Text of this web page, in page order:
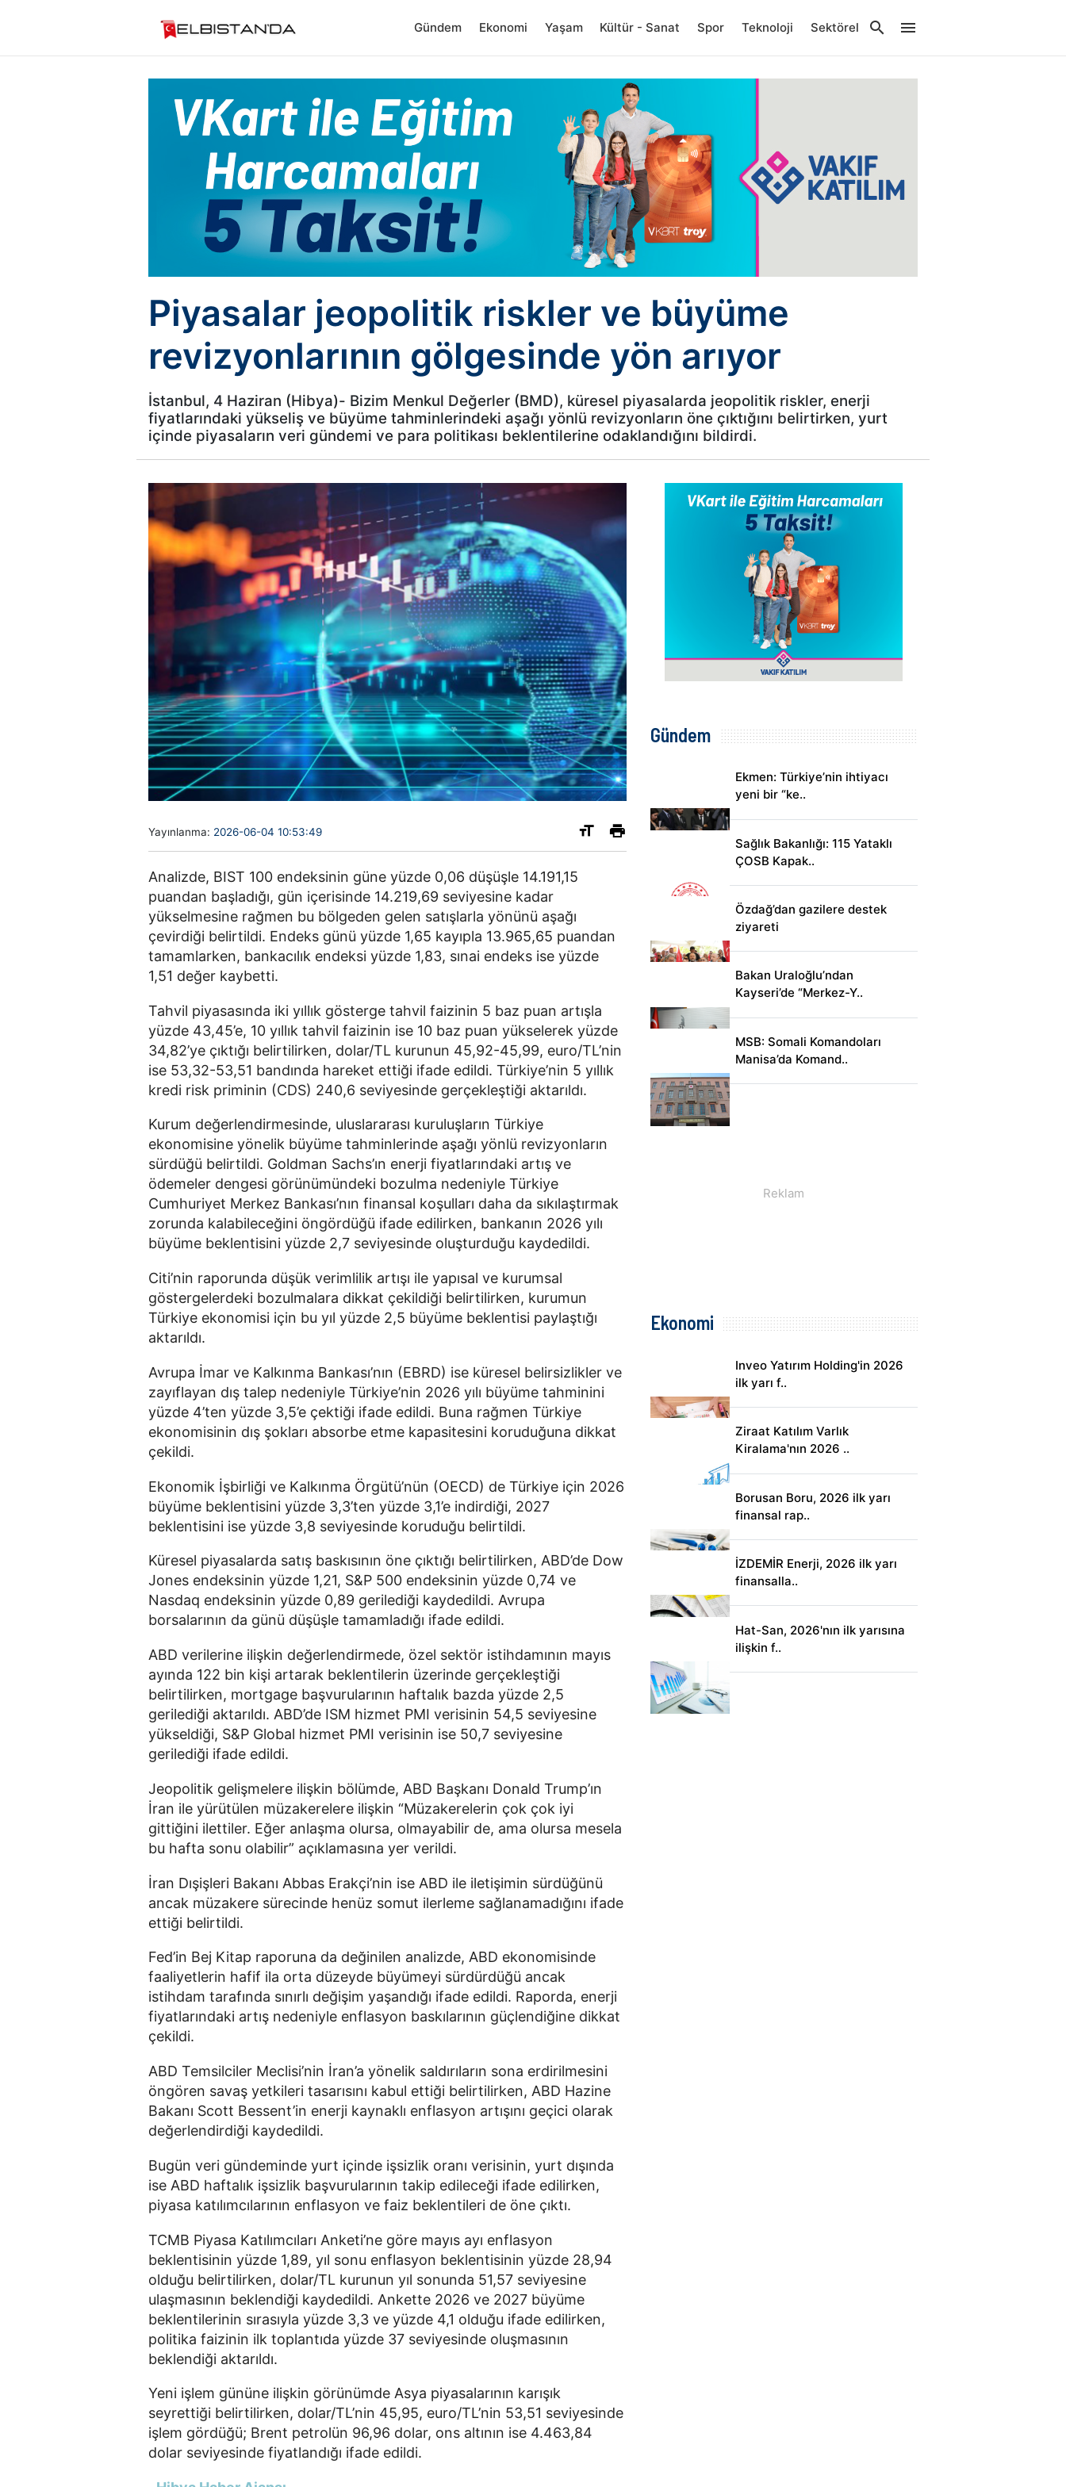
Gündem Ekonomi Yaşam Kültür - Sanat Spor Teknoloji Sektörel
Piyasalar jeopolitik riskler ve büyüme
revizyonlarının gölgesinde yön arıyor
İstanbul, 4 Haziran (Hibya)- Bizim Menkul Değerler (BMD), küresel piyasalarda jeopolitik riskler, enerji
fiyatlarındaki yükseliş ve büyüme tahminlerindeki aşağı yönlü revizyonların öne çıktığını belirtirken, yurt
içinde piyasaların veri gündemi ve para politikası beklentilerine odaklandığını bildirdi.
Yayınlanma: 2026-06-04 10:53:49
Analizde, BIST 100 endeksinin güne yüzde 0,06 düşüşle 14.191,15
puandan başladığı, gün içerisinde 14.219,69 seviyesine kadar
yükselmesine rağmen bu bölgeden gelen satışlarla yönünü aşağı
çevirdiği belirtildi. Endeks günü yüzde 1,65 kayıpla 13.965,65 puandan
tamamlarken, bankacılık endeksi yüzde 1,83, sınai endeks ise yüzde
1,51 değer kaybetti.
Tahvil piyasasında iki yıllık gösterge tahvil faizinin 5 baz puan artışla
yüzde 43,45’e, 10 yıllık tahvil faizinin ise 10 baz puan yükselerek yüzde
34,82’ye çıktığı belirtilirken, dolar/TL kurunun 45,92-45,99, euro/TL’nin
ise 53,32-53,51 bandında hareket ettiği ifade edildi. Türkiye’nin 5 yıllık
kredi risk priminin (CDS) 240,6 seviyesinde gerçekleştiği aktarıldı.
Kurum değerlendirmesinde, uluslararası kuruluşların Türkiye
ekonomisine yönelik büyüme tahminlerinde aşağı yönlü revizyonların
sürdüğü belirtildi. Goldman Sachs’ın enerji fiyatlarındaki artış ve
ödemeler dengesi görünümündeki bozulma nedeniyle Türkiye
Cumhuriyet Merkez Bankası’nın finansal koşulları daha da sıkılaştırmak
zorunda kalabileceğini öngördüğü ifade edilirken, bankanın 2026 yılı
büyüme beklentisini yüzde 2,7 seviyesinde oluşturduğu kaydedildi.
Citi’nin raporunda düşük verimlilik artışı ile yapısal ve kurumsal
göstergelerdeki bozulmalara dikkat çekildiği belirtilirken, kurumun
Türkiye ekonomisi için bu yıl yüzde 2,5 büyüme beklentisi paylaştığı
aktarıldı.
Avrupa İmar ve Kalkınma Bankası’nın (EBRD) ise küresel belirsizlikler ve
zayıflayan dış talep nedeniyle Türkiye’nin 2026 yılı büyüme tahminini
yüzde 4’ten yüzde 3,5’e çektiği ifade edildi. Buna rağmen Türkiye
ekonomisinin dış şokları absorbe etme kapasitesini koruduğuna dikkat
çekildi.
Ekonomik İşbirliği ve Kalkınma Örgütü’nün (OECD) de Türkiye için 2026
büyüme beklentisini yüzde 3,3’ten yüzde 3,1’e indirdiği, 2027
beklentisini ise yüzde 3,8 seviyesinde koruduğu belirtildi.
Küresel piyasalarda satış baskısının öne çıktığı belirtilirken, ABD’de Dow
Jones endeksinin yüzde 1,21, S&P 500 endeksinin yüzde 0,74 ve
Nasdaq endeksinin yüzde 0,89 gerilediği kaydedildi. Avrupa
borsalarının da günü düşüşle tamamladığı ifade edildi.
ABD verilerine ilişkin değerlendirmede, özel sektör istihdamının mayıs
ayında 122 bin kişi artarak beklentilerin üzerinde gerçekleştiği
belirtilirken, mortgage başvurularının haftalık bazda yüzde 2,5
gerilediği aktarıldı. ABD’de ISM hizmet PMI verisinin 54,5 seviyesine
yükseldiği, S&P Global hizmet PMI verisinin ise 50,7 seviyesine
gerilediği ifade edildi.
Jeopolitik gelişmelere ilişkin bölümde, ABD Başkanı Donald Trump’ın
İran ile yürütülen müzakerelere ilişkin “Müzakerelerin çok çok iyi
gittiğini ilettiler. Eğer anlaşma olursa, olmayabilir de, ama olursa mesela
bu hafta sonu olabilir” açıklamasına yer verildi.
İran Dışişleri Bakanı Abbas Erakçi’nin ise ABD ile iletişimin sürdüğünü
ancak müzakere sürecinde henüz somut ilerleme sağlanamadığını ifade
ettiği belirtildi.
Fed’in Bej Kitap raporuna da değinilen analizde, ABD ekonomisinde
faaliyetlerin hafif ila orta düzeyde büyümeyi sürdürdüğü ancak
istihdam tarafında sınırlı değişim yaşandığı ifade edildi. Raporda, enerji
fiyatlarındaki artış nedeniyle enflasyon baskılarının güçlendiğine dikkat
çekildi.
ABD Temsilciler Meclisi’nin İran’a yönelik saldırıların sona erdirilmesini
öngören savaş yetkileri tasarısını kabul ettiği belirtilirken, ABD Hazine
Bakanı Scott Bessent’in enerji kaynaklı enflasyon artışını geçici olarak
değerlendirdiği kaydedildi.
Bugün veri gündeminde yurt içinde işsizlik oranı verisinin, yurt dışında
ise ABD haftalık işsizlik başvurularının takip edileceği ifade edilirken,
piyasa katılımcılarının enflasyon ve faiz beklentileri de öne çıktı.
TCMB Piyasa Katılımcıları Anketi’ne göre mayıs ayı enflasyon
beklentisinin yüzde 1,89, yıl sonu enflasyon beklentisinin yüzde 28,94
olduğu belirtilirken, dolar/TL kurunun yıl sonunda 51,57 seviyesine
ulaşmasının beklendiği kaydedildi. Ankette 2026 ve 2027 büyüme
beklentilerinin sırasıyla yüzde 3,3 ve yüzde 4,1 olduğu ifade edilirken,
politika faizinin ilk toplantıda yüzde 37 seviyesinde oluşmasının
beklendiği aktarıldı.
Yeni işlem gününe ilişkin görünümde Asya piyasalarının karışık
seyrettiği belirtilirken, dolar/TL’nin 45,95, euro/TL’nin 53,51 seviyesinde
işlem gördüğü; Brent petrolün 96,96 dolar, ons altının ise 4.463,84
dolar seviyesinde fiyatlandığı ifade edildi.
Gündem
Ekmen: Türkiye’nin ihtiyacı
yeni bir “ke..
Sağlık Bakanlığı: 115 Yataklı
ÇOSB Kapak..
Özdağ’dan gazilere destek
ziyareti
Bakan Uraloğlu’ndan
Kayseri’de “Merkez-Y..
MSB: Somali Komandoları
Manisa’da Komand..
Ekonomi
Inveo Yatırım Holding'in 2026
ilk yarı f..
Ziraat Katılım Varlık
Kiralama'nın 2026 ..
Borusan Boru, 2026 ilk yarı
finansal rap..
İZDEMİR Enerji, 2026 ilk yarı
finansalla..
Hat-San, 2026'nın ilk yarısına
ilişkin f..